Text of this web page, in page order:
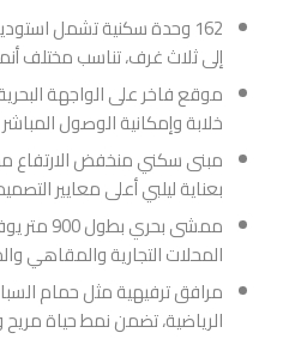
162 وحدة سكنية تشمل
إلى ثلاث غرف، تناسب مختلف
موقع فاخر على الواجهة
خلابة وإمكانية الوصول
بعناية ليلبي أعلى معايير
ممشى
المحلات التجارية والمقاهي
مرافق ترفيهية مثل حمام
الرياضية، تضمن نمط حياة